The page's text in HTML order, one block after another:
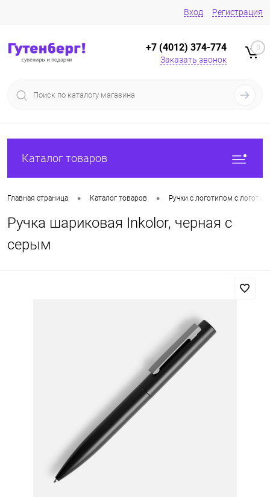
Вход Регистрация
+7 (4012) 374-774
Заказать звонок
0
Каталог товаров
Главная страница • Каталог товаров • Ручки с логотипом с
Ручка шариковая Inkolor, черная с
серым